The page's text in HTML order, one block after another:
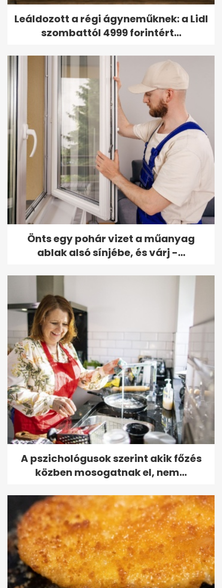
Leáldozott a régi ágyneműknek: a Lidl
szombattól 4999 forintért...
Önts egy pohár vizet a műanyag
ablak alsó sínjébe, és várj -...
A pszichológusok szerint akik főzés
közben mosogatnak el, nem...